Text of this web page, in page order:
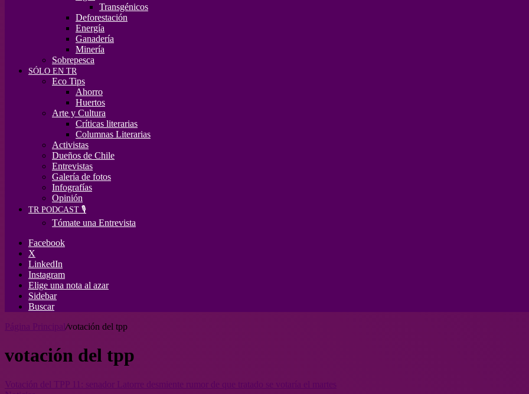
Transgénicos
Deforestación
Energía
Ganadería
Minería
Sobrepesca
SÓLO EN TR
Eco Tips
Ahorro
Huertos
Arte y Cultura
Críticas literarias
Columnas Literarias
Activistas
Dueños de Chile
Entrevistas
Galería de fotos
Infografías
Opinión
TR PODCAST 🎙️
Tómate una Entrevista
Facebook
X
LinkedIn
Instagram
Elige una nota al azar
Sidebar
Buscar
/votación del tpp
votación del tpp